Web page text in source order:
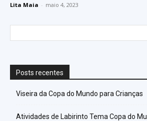
Lita Maia - maio 4, 2023
Posts recentes
Viseira da Copa do Mundo para Crianças
Atividades de Labirinto Tema Copa do